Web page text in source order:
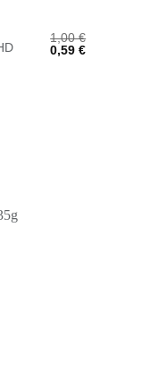
1,00€
Ursprünglicher
0,59€Aktueller